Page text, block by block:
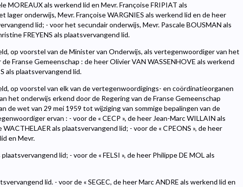
MOREAUX als werkend lid en Mevr. Françoise FRIPIAT als
lager onderwijs, Mevr. Françoise WARGNIES als werkend lid en de heer
lid; - voor het secundair onderwijs, Mevr. Pascale BOUSMAN als
FREYENS als plaatsvervangend lid.
op voorstel van de Minister van Onderwijs, als vertegenwoordiger van het
Franse Gemeenschap : de heer Olivier VAN WASSENHOVE als werkend
als plaatsvervangend lid.
op voorstel van elk van de vertegenwoordigings- en coördinatieorganen
het onderwijs erkend door de Regering van de Franse Gemeenschap
de wet van 29 mei 1959 tot wijziging van sommige bepalingen van de
ervan : - voor de « CECP », de heer Jean-Marc WILLAIN als
als plaatsvervangend lid; - voor de « CPEONS », de heer
en Mevr.
lid; - voor de « FELSI », de heer Philippe DE MOL als
lid. - voor de « SEGEC, de heer Marc ANDRE als werkend lid en